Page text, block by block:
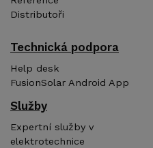
Distributoři
Technická podpora
Help desk
FusionSolar Android App
Služby
Expertní služby v
elektrotechnice